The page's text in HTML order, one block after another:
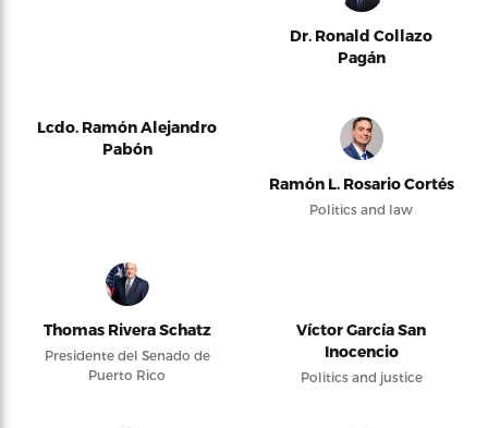
Dr. Ronald Collazo
Pagán
Lcdo. Ramón Alejandro
Pabón
Ramón L. Rosario Cortés
Politics and law
Thomas Rivera Schatz
Presidente del Senado de
Puerto Rico
Víctor García San
Inocencio
Politics and justice